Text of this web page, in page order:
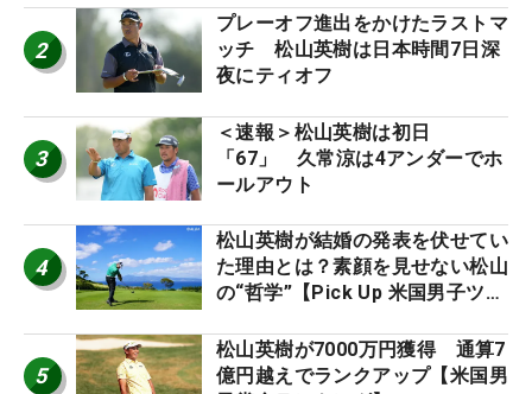
2
プレーオフ進出をかけたラストマ
ッチ 松山英樹は日本時間7日深
夜にティオフ
3
＜速報＞松山英樹は初日
「67」 久常涼は4アンダーでホ
ールアウト
4
松山英樹が結婚の発表を伏せてい
た理由とは？素顔を見せない松山
の“哲学”【Pick Up 米国男子ツア
5
松山英樹が7000万円獲得 通算7
億円越えでランクアップ【米国男